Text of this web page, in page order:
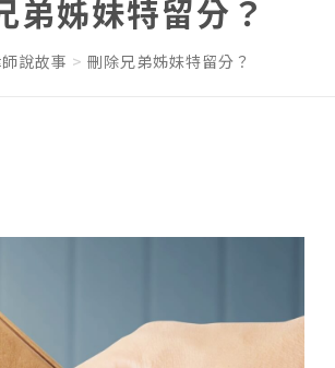
弟姊妹特留分？
說故事 刪除兄弟姊妹特留分？